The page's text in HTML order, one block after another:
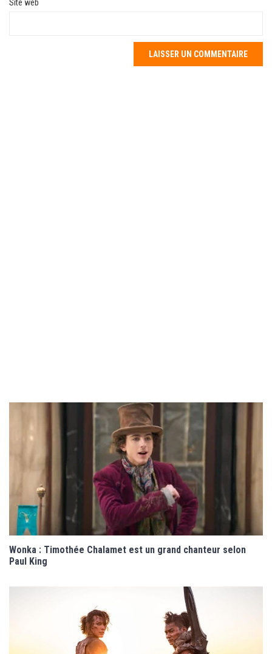
Site web
Wonka : Timothée Chalamet est un grand chanteur selon
Paul King